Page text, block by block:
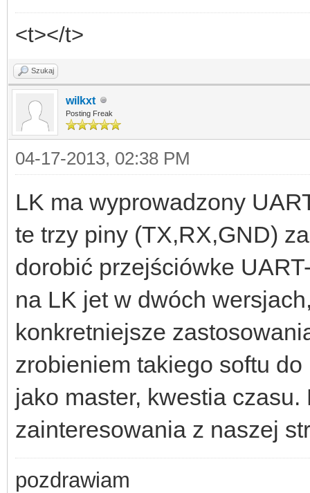
<t></t>
Szukaj
wilkxt
Posting Freak
04-17-2013, 02:38 PM
LK ma wyprowadzony
te trzy piny (TX,RX,GND)
dorobić przejściówke
na LK jet w dwóch
konkretniejsze
zrobieniem takiego softu
jako master, kwestia
zainteresowania z naszej
pozdrawiam